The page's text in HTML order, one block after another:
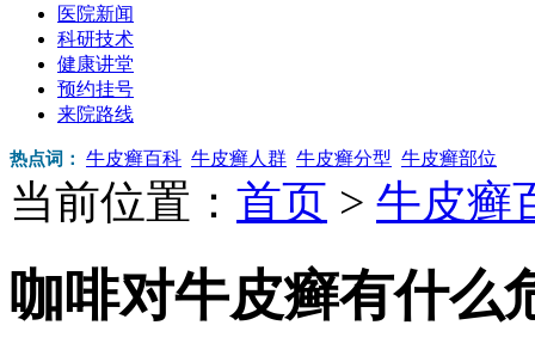
医院新闻
科研技术
健康讲堂
预约挂号
来院路线
热点词： 牛皮癣百科 牛皮癣人群 牛皮癣分型 牛皮癣部位
当前位置： 首页 > 牛皮癣
咖啡对牛皮癣有什么